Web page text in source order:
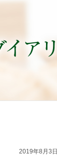
2019年8月3日